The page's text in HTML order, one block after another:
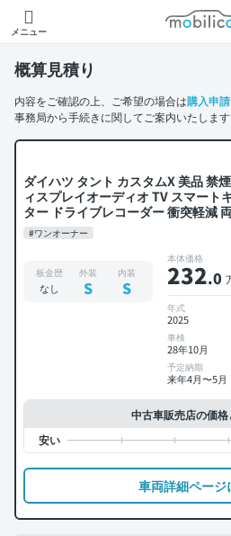
メニュー
モビリ
概算見積り
内容をご確認の上、ご希望の場合は購入申請
事務局から手続きに関してご案内いたします
ダイハツ タント カスタムX 美品 禁煙車 整備記録簿あり デ
ィスプレイオーディオ TV スマート
ター ドライブレコーダー 衝突軽減
#ワンオーナー
板金歴
なし
外装
S
内装
S
本体価格
232.0
年式
2025
車検
28年10月
予定納期
来年4月〜5月
中古車販売店の価
車両詳細ページ